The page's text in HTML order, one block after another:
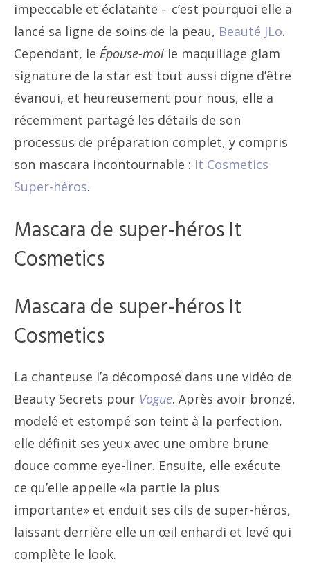
impeccable et éclatante – c’est pourquoi elle a
lancé sa ligne de soins de la peau, Beauté JLo.
Cependant, le Épouse-moi le maquillage glam
signature de la star est tout aussi digne d’être
évanoui, et heureusement pour nous, elle a
récemment partagé les détails de son
processus de préparation complet, y compris
son mascara incontournable : It Cosmetics
Super-héros.
Mascara de super-héros It
Cosmetics
Mascara de super-héros It
Cosmetics
La chanteuse l’a décomposé dans une vidéo de
Beauty Secrets pour Vogue. Après avoir bronzé,
modelé et estompé son teint à la perfection,
elle définit ses yeux avec une ombre brune
douce comme eye-liner. Ensuite, elle exécute
ce qu’elle appelle «la partie la plus
importante» et enduit ses cils de super-héros,
laissant derrière elle un œil enhardi et levé qui
complète le look.